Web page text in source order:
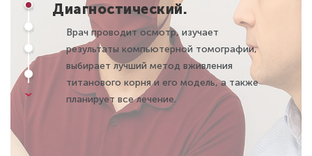
Диагностический.
Врач проводит осмотр, изучает
результаты компьютерной томографии,
выбирает лучший метод вживления
титанового корня и его модель, а также
планирует все лечение.